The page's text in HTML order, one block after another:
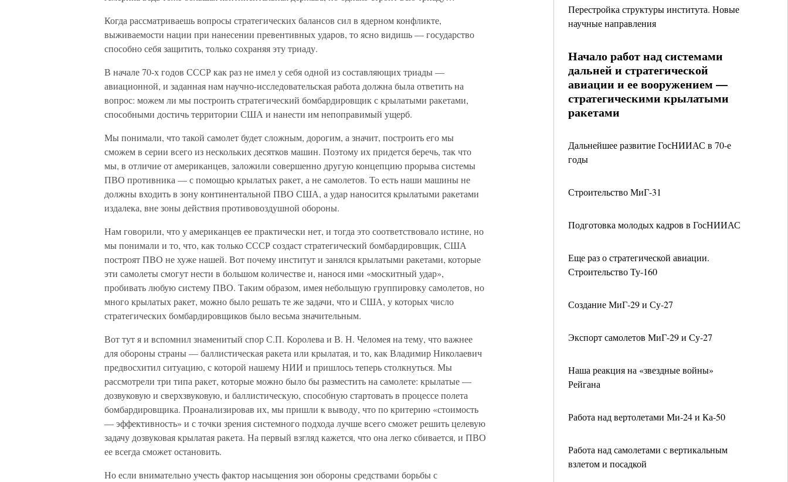
Перестройка структуры института. Новые
научные направления
Начало работ над системами
дальней и стратегической
авиации и ее вооружением —
стратегическими крылатыми
ракетами
Дальнейшее развитие ГосНИИАС в 70-е
годы
Строительство МиГ-31
Подготовка молодых кадров в ГосНИИАС
Еще раз о стратегической авиации.
Строительство Ту-160
Создание МиГ-29 и Су-27
Экспорт самолетов МиГ-29 и Су-27
Наша реакция на «звездные войны»
Рейгана
Работа над вертолетами Ми-24 и Ка-50
Работа над самолетами с вертикальным
взлетом и посадкой
Когда рассматриваешь вопросы стратегических балансов сил в ядерном конфликте,
выживаемости нации при нанесении превентивных ударов, то ясно видишь — государство
способно себя защитить, только сохраняя эту триаду.
В начале 70-х годов СССР как раз не имел у себя одной из составляющих триады —
авиационной, и заданная нам научно-исследовательская работа должна была ответить на
вопрос: можем ли мы построить стратегический бомбардировщик с крылатыми ракетами,
способными достичь территории США и нанести им непоправимый ущерб.
Мы понимали, что такой самолет будет сложным, дорогим, а значит, построить его мы
сможем в серии всего из нескольких десятков машин. Поэтому их придется беречь, так что
мы, в отличие от американцев, заложили совершенно другую концепцию прорыва системы
ПВО противника — с помощью крылатых ракет, а не самолетов. То есть наши машины не
должны входить в зону континентальной ПВО США, а удар наносится крылатыми ракетами
издалека, вне зоны действия противовоздушной обороны.
Нам говорили, что у американцев ее практически нет, и тогда это соответствовало истине, но
мы понимали и то, что, как только СССР создаст стратегический бомбардировщик, США
построят ПВО не хуже нашей. Вот почему институт и занялся крылатыми ракетами, которые
эти самолеты смогут нести в большом количестве и, нанося ими «москитный удар»,
пробивать любую систему ПВО. Таким образом, имея небольшую группировку самолетов, но
много крылатых ракет, можно было решать те же задачи, что и США, у которых число
стратегических бомбардировщиков было весьма значительным.
Вот тут я и вспомнил знаменитый спор С.П. Королева и В. Н. Челомея на тему, что важнее
для обороны страны — баллистическая ракета или крылатая, и то, как Владимир Николаевич
предвосхитил ситуацию, с которой нашему НИИ и пришлось теперь столкнуться. Мы
рассмотрели три типа ракет, которые можно было бы разместить на самолете: крылатые —
дозвуковую и сверхзвуковую, и баллистическую, способную стартовать в процессе полета
бомбардировщика. Проанализировав их, мы пришли к выводу, что по критерию «стоимость
— эффективность» и с точки зрения системного подхода лучше всего сможет решить целевую
задачу дозвуковая крылатая ракета. На первый взгляд кажется, что она легко сбивается, и ПВО
ее всегда сможет остановить.
Но если внимательно учесть фактор насыщения зон обороны средствами борьбы с